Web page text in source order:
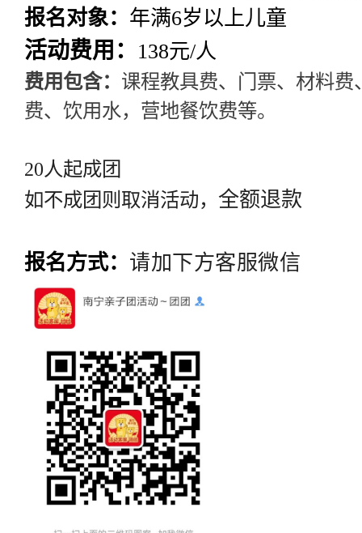
报名对象： 年满6岁以上儿童
活动费用： 138元/人
费用包含： 课程教具费、门票、材料
费、饮用水，营地餐饮费等。
20人起成团
如不成团则取消活动， 全额退款
报名方式： 请加下方客服微信